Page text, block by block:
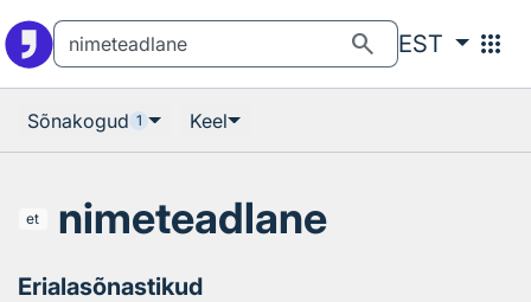
search EST apps
Sõnakogud 1 Keel
et nimeteadlane
Erialasõnastikud